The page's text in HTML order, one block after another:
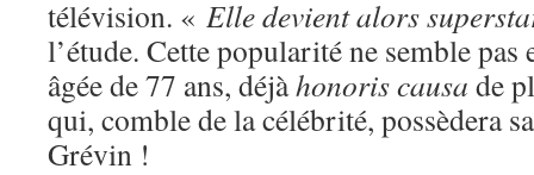
télévision. « Elle devient alors
l’étude. Cette popularité ne semble
âgée de 77 ans, déjàhonoris causa de
qui, comble de la célébrité, possèdera
Grévin !